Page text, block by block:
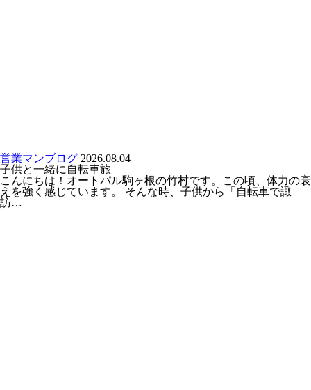
営業マンブログ 2026.08.04
子供と一緒に自転車旅
こんにちは！オートパル駒ヶ根の竹村です。この頃、体力の衰
えを強く感じています。 そんな時、子供から「自転車で諏
訪…